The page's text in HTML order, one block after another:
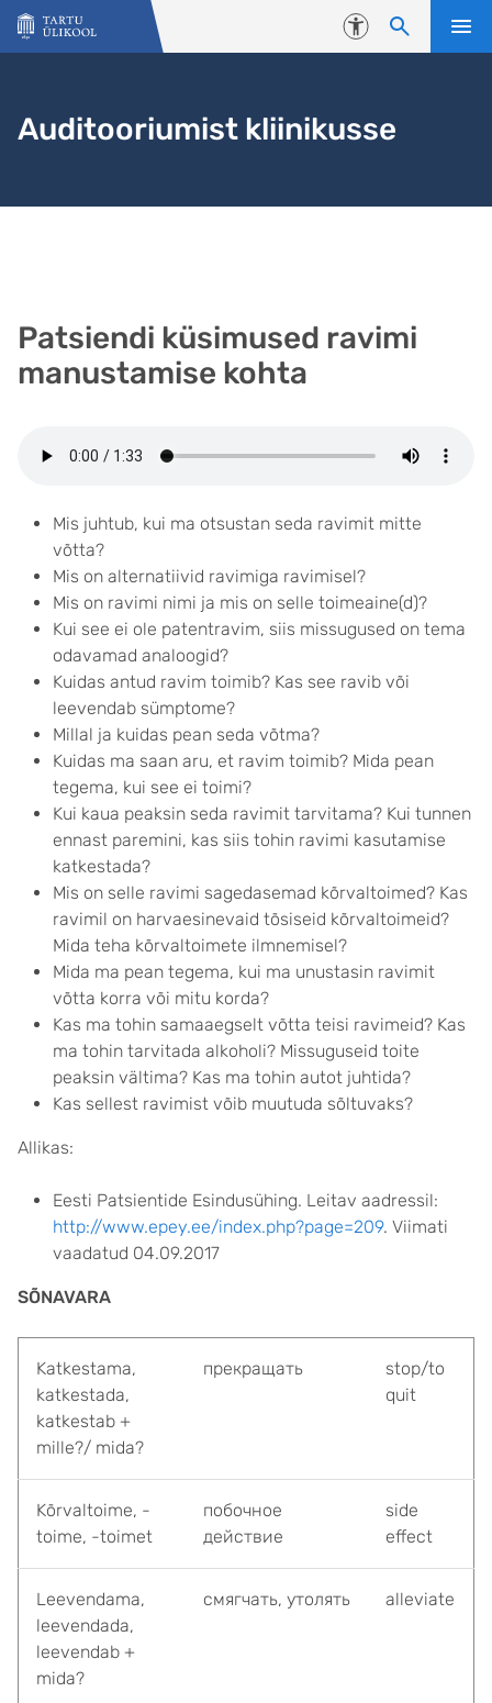
Liigu edasi põhisisu juurde
Juurdepääsetavus
Auditooriumist kliinikusse
Patsiendi küsimused ravimi
manustamise kohta
Mis juhtub, kui ma otsustan seda ravimit mitte
võtta?
Mis on alternatiivid ravimiga ravimisel?
Mis on ravimi nimi ja mis on selle toimeaine(d)?
Kui see ei ole patentravim, siis missugused on tema
odavamad analoogid?
Kuidas antud ravim toimib? Kas see ravib või
leevendab sümptome?
Millal ja kuidas pean seda võtma?
Kuidas ma saan aru, et ravim toimib? Mida pean
tegema, kui see ei toimi?
Kui kaua peaksin seda ravimit tarvitama? Kui tunnen
ennast paremini, kas siis tohin ravimi kasutamise
katkestada?
Mis on selle ravimi sagedasemad kõrvaltoimed? Kas
ravimil on harvaesinevaid tõsiseid kõrvaltoimeid?
Mida teha kõrvaltoimete ilmnemisel?
Mida ma pean tegema, kui ma unustasin ravimit
võtta korra või mitu korda?
Kas ma tohin samaaegselt võtta teisi ravimeid? Kas
ma tohin tarvitada alkoholi? Missuguseid toite
peaksin vältima? Kas ma tohin autot juhtida?
Kas sellest ravimist võib muutuda sõltuvaks?
Allikas:
Eesti Patsientide Esindusühing. Leitav aadressil:
http://www.epey.ee/index.php?page=209. Viimati
vaadatud 04.09.2017
SÕNAVARA
Katkestama,
katkestada,
katkestab +
mille?/ mida?
прекращать
stop/to
quit
Kõrvaltoime, -
toime, -toimet
побочное
действие
side
effect
Leevendama,
leevendada,
leevendab +
mida?
смягчать, утолять alleviate